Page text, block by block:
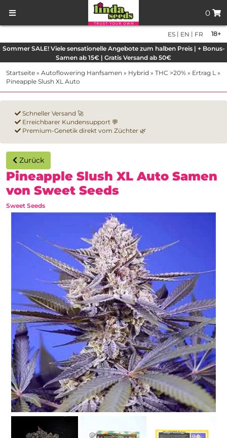
0
18+
ES | EN | FR
Sommer SALE! Viele sensationelle Angebote zum halben Preis | + Bonus-
Samen ab 15€ | Gratis Versand ab 50€
Startseite » Autoflowering Hanfsamen » Hybrid » THC >20% » Ertrag L »
Pineapple Slush XL Auto
Schneller Versand 🚀
Erreichbarer Kundensupport 💬
Premium-Genetik direkt vom Züchter 🌿
Zurück
Pineapple Slush XL Auto Samen
von Sweet Seeds
Sweet Seeds